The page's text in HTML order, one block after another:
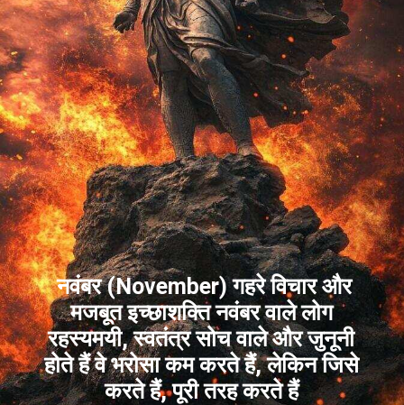
नवंबर (November) गहरे विचार और
मजबूत इच्छाशक्ति नवंबर वाले लोग
रहस्यमयी, स्वतंत्र सोच वाले और जुनूनी
होते हैं वे भरोसा कम करते हैं, लेकिन जिसे
करते हैं, पूरी तरह करते हैं